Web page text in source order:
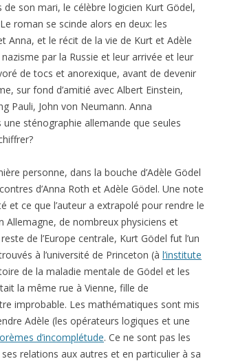
son mari, le célèbre logicien Kurt Gödel,
roman se scinde alors en deux: les
Anna, et le récit de la vie de Kurt et Adèle
par la Russie et leur arrivée et leur
de tocs et anorexique, avant de devenir
sur fond d’amitié avec Albert Einstein,
Pauli, John von Neumann. Anna
sténographie allemande que seules
personne, dans la bouche d’Adèle Gödel
d’Anna Roth et Adèle Gödel. Une note
et ce que l’auteur a extrapolé pour rendre le
Allemagne, de nombreux physiciens et
de l’Europe centrale, Kurt Gödel fut l’un
à l’université de Princeton (à l’institute
de la maladie mentale de Gödel et les
la même rue à Vienne, fille de
improbable. Les mathématiques sont mis
Adèle (les opérateurs logiques et une
d’incomplétude. Ce ne sont pas les
relations aux autres et en particulier à sa